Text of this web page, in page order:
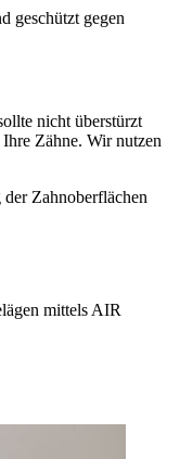
geschützt gegen
nicht überstürzt
Zähne. Wir nutzen
Zahnoberflächen
mittels AIR